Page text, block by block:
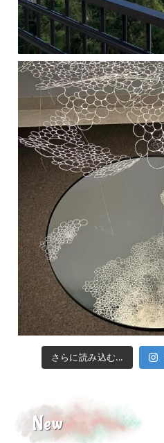
さらに読み込む...
New